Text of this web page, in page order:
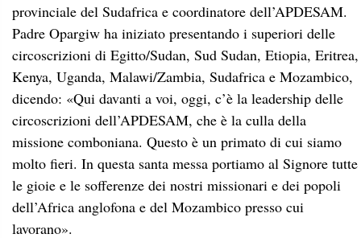
provinciale del Sudafrica e coordinatore dell’APDESAM.
Padre Opargiw ha iniziato presentando i superiori delle
circoscrizioni di Egitto/Sudan, Sud Sudan, Etiopia, Eritrea,
Kenya, Uganda, Malawi/Zambia, Sudafrica e Mozambico,
dicendo: «Qui davanti a voi, oggi, c’è la leadership delle
circoscrizioni dell’APDESAM, che è la culla della
missione comboniana. Questo è un primato di cui siamo
molto fieri. In questa santa messa portiamo al Signore tutte
le gioie e le sofferenze dei nostri missionari e dei popoli
dell’Africa anglofona e del Mozambico presso cui
lavorano».